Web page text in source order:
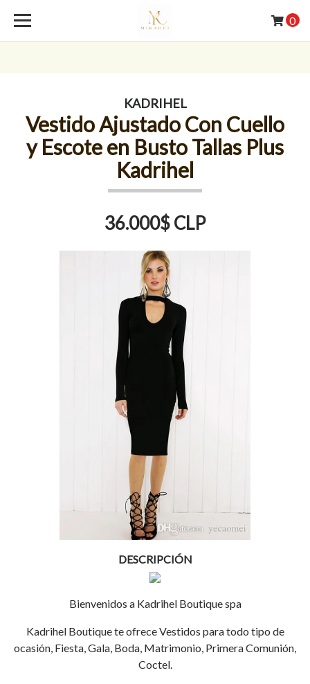
0
KADRIHEL
Vestido Ajustado Con Cuello
y Escote en Busto Tallas Plus
Kadrihel
36.000$ CLP
DESCRIPCIÓN
Bienvenidos a Kadrihel Boutique spa
Kadrihel Boutique te ofrece Vestidos para todo tipo de
ocasión, Fiesta, Gala, Boda, Matrimonio, Primera Comunión,
Coctel.